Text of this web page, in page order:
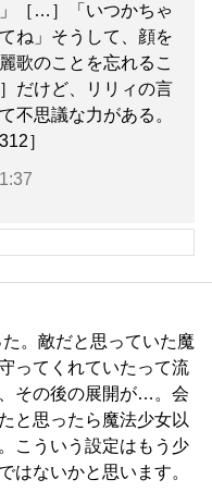
［…］「いつかちゃ
ね」そうして、顔を
歌のことを忘れるこ
だけど、リリィの言
不思議な力がある。
］
。敵だと思っていた魔
ってくれていたって流
その後の展開が…。会
と思ったら魔法少女以
こういう設定はもう少
はないかと思います。